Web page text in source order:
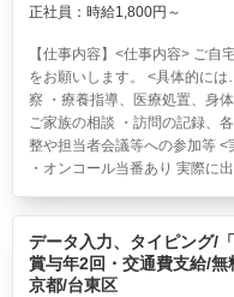
正社員：時給1,800円～
【仕事内容】<仕事内容> ご自
をお願いします。 <具体的に
察 ・療養指導、医療処置、身
ご家族の相談 ・訪問の記録、
整や担当者会議等への参加等 <
・オンコール当番あり 実際に
データ入力、タイピング/
賞与年2回・交通費支給/
京都/台東区